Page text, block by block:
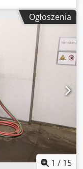
Delta
pojedynczego
400 V - Prąd:
się do
do testowania
cykli
CE.
są
razem na
pojedynczego
x 110
wysyłka na całym
Ogłoszenia
1 / 15